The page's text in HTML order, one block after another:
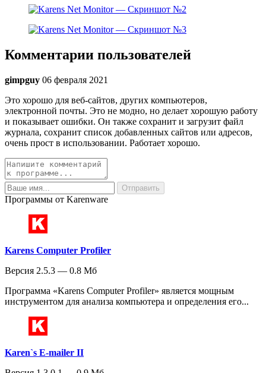
Комментарии пользователей
gimpguy 06 февраля 2021
Это хорошо для веб-сайтов, других компьютеров,
электронной почты. Это не модно, но делает хорошую работу
и показывает ошибки. Он также сохранит и загрузит файл
журнала, сохранит список добавленных сайтов или адресов,
очень прост в использовании. Работает хорошо.
Программы от Karenware
Karens Computer Profiler
Версия 2.5.3 — 0.8 Мб
Программа «Karens Computer Profiler» является мощным
инструментом для анализа компьютера и определения его...
Karen`s E-mailer II